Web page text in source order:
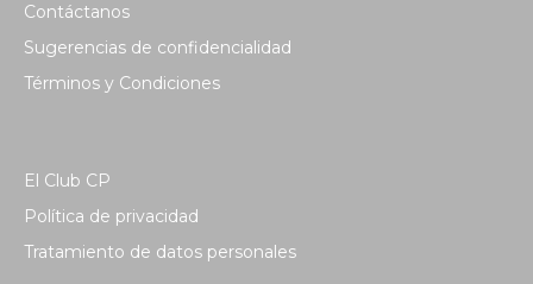
Contáctanos
Sugerencias de confidencialidad
Términos y Condiciones
El Club CP
Política de privacidad
Tratamiento de datos personales